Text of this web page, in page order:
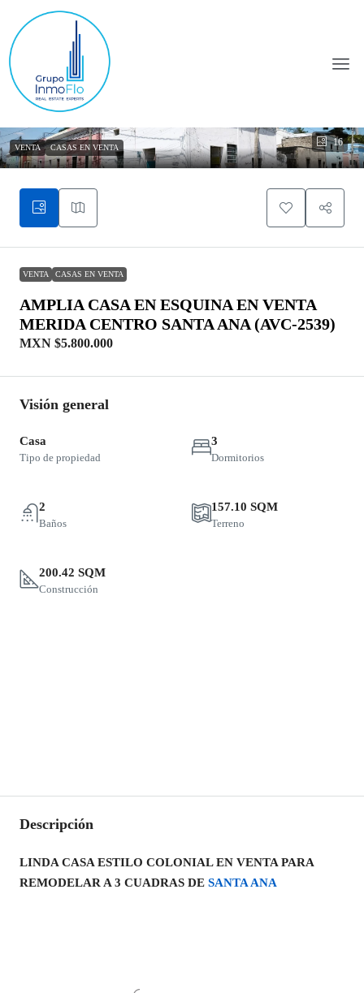
16
VENTA CASAS EN VENTA
VENTA CASAS EN VENTA
AMPLIA CASA EN ESQUINA EN VENTA
MERIDA CENTRO SANTA ANA (AVC-2539)
MXN $5.800.000
Visión general
Casa
Tipo de propiedad
3
Dormitorios
2
Baños
157.10 SQM
Terreno
200.42 SQM
Construcción
Descripción
LINDA CASA ESTILO COLONIAL EN VENTA PARA
REMODELAR A 3 CUADRAS DE SANTA ANA